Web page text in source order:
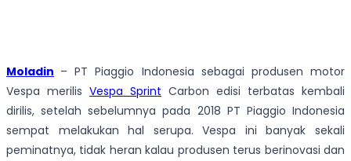
Moladin – PT Piaggio Indonesia sebagai produsen motor
Vespa merilis Vespa Sprint Carbon edisi terbatas kembali
dirilis, setelah sebelumnya pada 2018 PT Piaggio Indonesia
sempat melakukan hal serupa. Vespa ini banyak sekali
peminatnya, tidak heran kalau produsen terus berinovasi dan